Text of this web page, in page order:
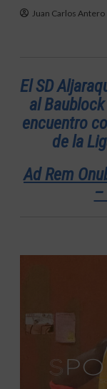
Juan Carlos Antero
El SD
al
encuentro
de la
Ad Rem